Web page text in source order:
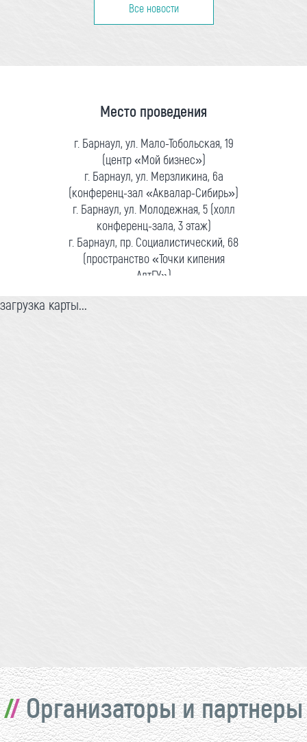
Все новости
Место проведения
г. Барнаул, ул. Мало-Тобольская, 19
(центр «Мой бизнес»)
г. Барнаул, ул. Мерзликина, 6а
(конференц-зал «Аквалар-Сибирь»)
г. Барнаул, ул. Молодежная, 5 (холл
конференц-зала, 3 этаж)
г. Барнаул, пр. Социалистический, 68
(пространство «Точки кипения
АлтГУ»)
загрузка карты...
Организаторы и партнеры